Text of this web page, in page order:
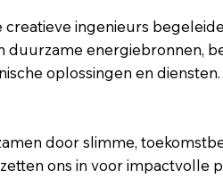
creatieve ingenieurs
duurzame energiebronnen,
oplossingen en diensten.
door slimme,
ons in voor